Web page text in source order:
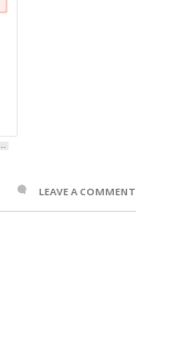
LEAVE A COMMENT